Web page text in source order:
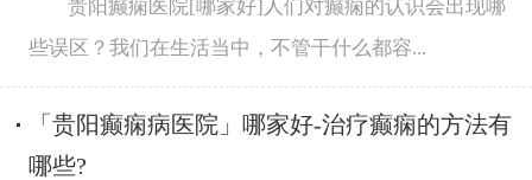
贵阳癫痫医院[哪家好]人们对癫痫的认识会出现哪
些误区？我们在生活当中，不管干什么都容...
「贵阳癫痫病医院」哪家好-治疗癫痫的方法有
哪些?